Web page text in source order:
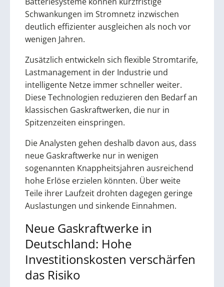
Schwankungen im Stromnetz inzwischen
deutlich effizienter ausgleichen als noch vor
wenigen Jahren.
Zusätzlich entwickeln sich flexible Stromtarife,
Lastmanagement in der Industrie und
intelligente Netze immer schneller weiter.
Diese Technologien reduzieren den Bedarf an
klassischen Gaskraftwerken, die nur in
Spitzenzeiten einspringen.
Die Analysten gehen deshalb davon aus, dass
neue Gaskraftwerke nur in wenigen
sogenannten Knappheitsjahren ausreichend
hohe Erlöse erzielen könnten. Über weite
Teile ihrer Laufzeit drohten dagegen geringe
Auslastungen und sinkende Einnahmen.
Neue Gaskraftwerke in
Deutschland: Hohe
Investitionskosten verschärfen
das Risiko